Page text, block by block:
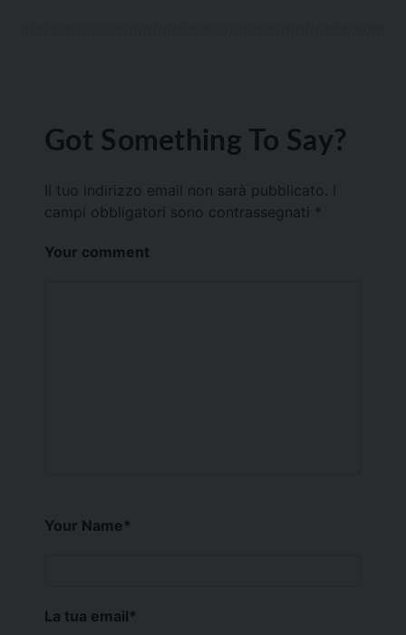
Got Something To Say?
Il tuo indirizzo email non sarà pubblicato.
campi obbligatori sono contrassegnati *
Your comment
Your Name*
La tua email*